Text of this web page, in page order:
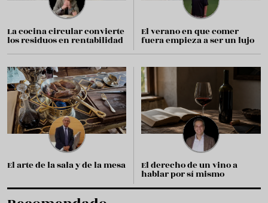
La cocina circular convierte
los residuos en rentabilidad
El verano en que comer
fuera empieza a ser un lujo
El arte de la sala y de la mesa El derecho de un vino a
hablar por sí mismo